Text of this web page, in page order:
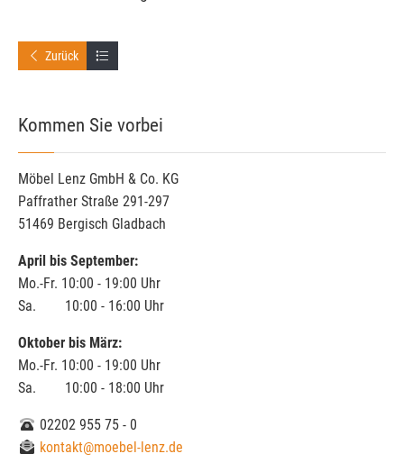
Zurück
Kommen Sie vorbei
Möbel Lenz GmbH & Co. KG
Paffrather Straße 291-297
51469 Bergisch Gladbach
April bis September:
Mo.-Fr. 10:00 - 19:00 Uhr
Sa. 10:00 - 16:00 Uhr
Oktober bis März:
Mo.-Fr. 10:00 - 19:00 Uhr
Sa. 10:00 - 18:00 Uhr
02202 955 75 - 0
kontakt@moebel-lenz.de